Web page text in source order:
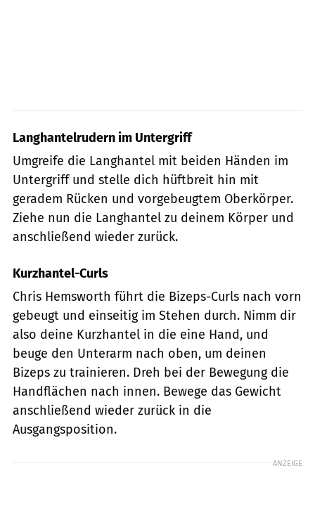
Langhantelrudern im Untergriff
Umgreife die Langhantel mit beiden Händen im
Untergriff und stelle dich hüftbreit hin mit
geradem Rücken und vorgebeugtem Oberkörper.
Ziehe nun die Langhantel zu deinem Körper und
anschließend wieder zurück.
Kurzhantel-Curls
Chris Hemsworth führt die Bizeps-Curls nach vorn
gebeugt und einseitig im Stehen durch. Nimm dir
also deine Kurzhantel in die eine Hand, und
beuge den Unterarm nach oben, um deinen
Bizeps zu trainieren. Dreh bei der Bewegung die
Handflächen nach innen. Bewege das Gewicht
anschließend wieder zurück in die
Ausgangsposition.
ANZEIGE